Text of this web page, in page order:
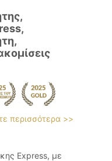
περισσότερα >>
Express, με